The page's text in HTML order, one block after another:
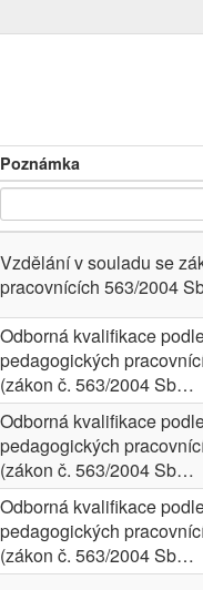
Poznámka
Vzdělání v souladu se
pracovnících 563/2004
Odborná kvalifikace
pedagogických
(zákon č. 563/2004 Sb…
Odborná kvalifikace
pedagogických
(zákon č. 563/2004 Sb…
Odborná kvalifikace
pedagogických
(zákon č. 563/2004 Sb…